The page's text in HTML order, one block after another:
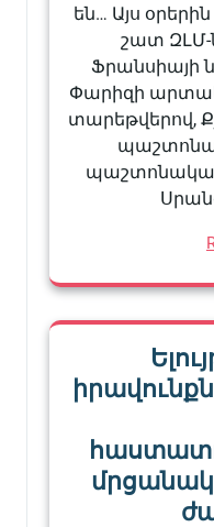
են… Այս
շատ ԶԼՄ-
Ֆրանսիայի
Փարիզի
տարեթվերով,